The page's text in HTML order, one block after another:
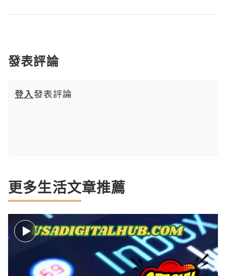
發表評論
登入發表評論
更多生活文章推薦